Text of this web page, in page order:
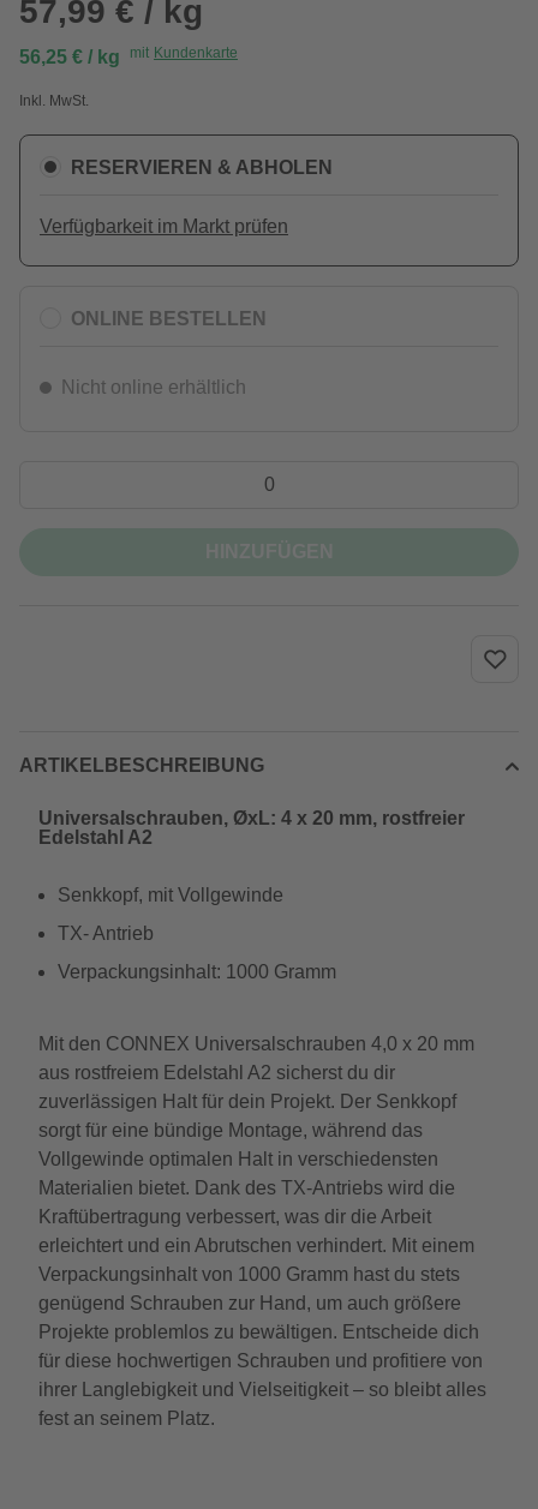
57,99 € / kg
56,25 € / kg mit Kundenkarte
Inkl. MwSt.
RESERVIEREN & ABHOLEN
Verfügbarkeit im Markt prüfen
ONLINE BESTELLEN
Nicht online erhältlich
ARTIKELBESCHREIBUNG
Universalschrauben, ØxL: 4 x 20 mm, rostfreier
Edelstahl A2
Senkkopf, mit Vollgewinde
TX- Antrieb
Verpackungsinhalt: 1000 Gramm
Mit den CONNEX Universalschrauben 4,0 x 20 mm
aus rostfreiem Edelstahl A2 sicherst du dir
zuverlässigen Halt für dein Projekt. Der Senkkopf
sorgt für eine bündige Montage, während das
Vollgewinde optimalen Halt in verschiedensten
Materialien bietet. Dank des TX-Antriebs wird die
Kraftübertragung verbessert, was dir die Arbeit
erleichtert und ein Abrutschen verhindert. Mit einem
Verpackungsinhalt von 1000 Gramm hast du stets
genügend Schrauben zur Hand, um auch größere
Projekte problemlos zu bewältigen. Entscheide dich
für diese hochwertigen Schrauben und profitiere von
ihrer Langlebigkeit und Vielseitigkeit – so bleibt alles
fest an seinem Platz.